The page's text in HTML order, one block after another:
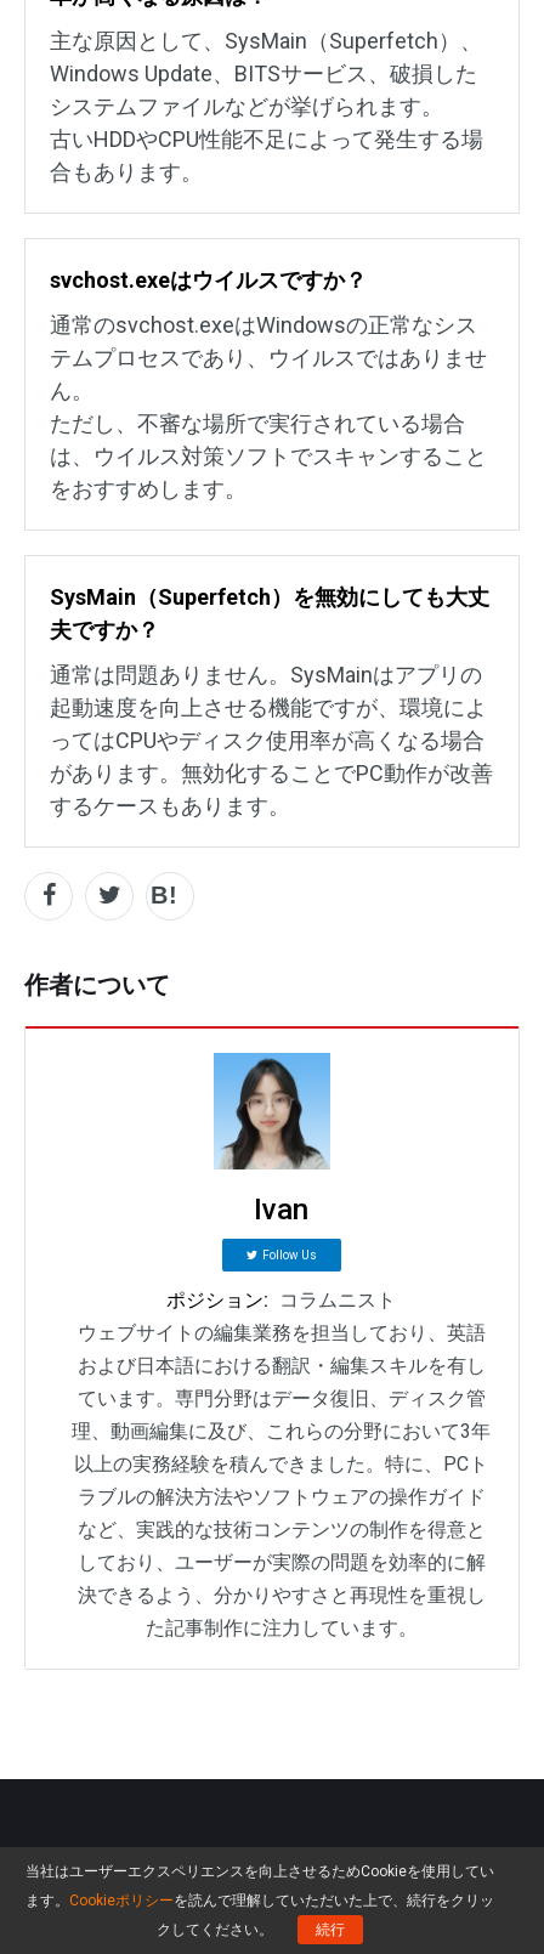
主な原因として、SysMain（Superfetch）、
Windows Update、BITSサービス、破損した
システムファイルなどが挙げられます。
古いHDDやCPU性能不足によって発生する場
合もあります。
svchost.exeはウイルスですか？
通常のsvchost.exeはWindowsの正常なシス
テムプロセスであり、ウイルスではありませ
ん。
ただし、不審な場所で実行されている場合
は、ウイルス対策ソフトでスキャンすること
をおすすめします。
SysMain（Superfetch）を無効にしても大丈
夫ですか？
通常は問題ありません。SysMainはアプリの
起動速度を向上させる機能ですが、環境によ
ってはCPUやディスク使用率が高くなる場合
があります。無効化することでPC動作が改善
するケースもあります。
作者について
Ivan
Follow Us
ポジション:
コラムニスト
ウェブサイトの編集業務を担当しており、英語
および日本語における翻訳・編集スキルを有し
ています。専門分野はデータ復旧、ディスク管
理、動画編集に及び、これらの分野において3年
以上の実務経験を積んできました。特に、PCト
ラブルの解決方法やソフトウェアの操作ガイド
など、実践的な技術コンテンツの制作を得意と
しており、ユーザーが実際の問題を効率的に解
決できるよう、分かりやすさと再現性を重視し
た記事制作に注力しています。
当社はユーザーエクスペリエンスを向上させるためCookieを使用してい
ます。 Cookieポリシーを読んで理解していただいた上で、続行をクリッ
クしてください。
続行
メルマガ登録